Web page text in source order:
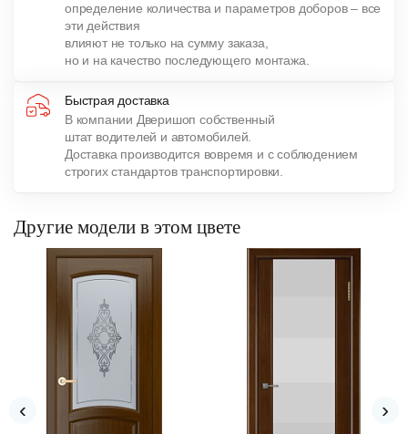
определение количества и параметров доборов – все
эти действия
влияют не только на сумму заказа,
но и на качество последующего монтажа.
Быстрая доставка
В компании Дверишоп собственный
штат водителей и автомобилей.
Доставка производится вовремя и с соблюдением
строгих стандартов транспортировки.
Другие модели в этом цвете
‹ ›